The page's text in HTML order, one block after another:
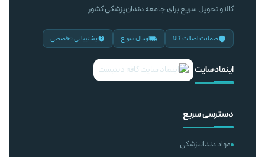
کالا و تحویل سریع برای جامعه دندان‌پزشکی کشور.
ضمانت اصالت کالا ارسال سریع پشتیبانی تخصصی
اینماد سایت
دسترسی سریع
مواد دندانپزشکی